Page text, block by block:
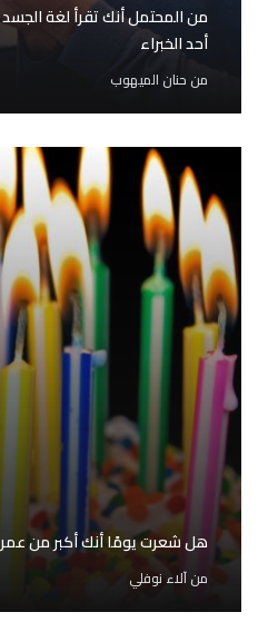
من المحتمل أنك تقرأ لغة
أحد الخبراء
من حنان الميهوب
هل شعرت يومًا أنك أكبر من
منآلاء نوفلي